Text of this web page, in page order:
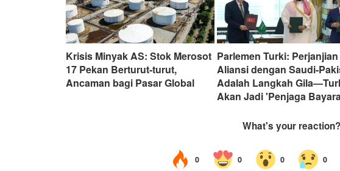
Krisis Minyak AS: Stok Merosot
17 Pekan Berturut-turut,
Ancaman bagi Pasar Global
Parlemen Turki: Perjanjian
Aliansi dengan Saudi-
Adalah Langkah
Akan Jadi 'Penjaga